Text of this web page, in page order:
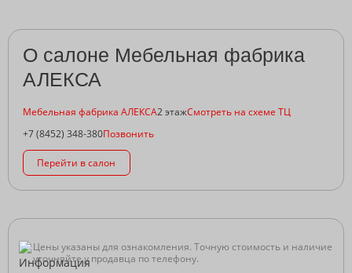
О салоне Мебельная фабрика
АЛЕКСА
Мебельная фабрика АЛЕКСА2 этажСмотреть на схеме ТЦ
+7 (8452) 348-380Позвонить
Перейти в салон
Цены указаны для ознакомления. Точную стоимость и наличие
уточняйте у продавца по телефону.